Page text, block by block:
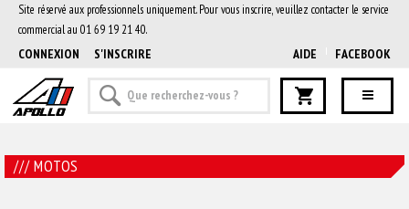
Site réservé aux professionnels uniquement. Pour vous inscrire, veuillez contacter le service
commercial au 01 69 19 21 40.
CONNEXION S'INSCRIRE AIDE FACEBOOK
/// MOTOS